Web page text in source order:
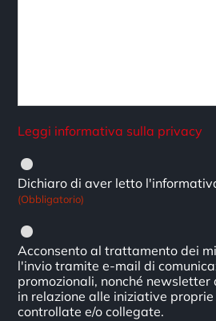
Leggi informativa sulla privacy
Privacy
Dichiaro di aver letto
(Obbligatorio)
Consenso
Acconsento al trattamento dei
l'invio tramite e-mail di
promozionali, nonché
in relazione alle iniziative
controllate e/o collegate.